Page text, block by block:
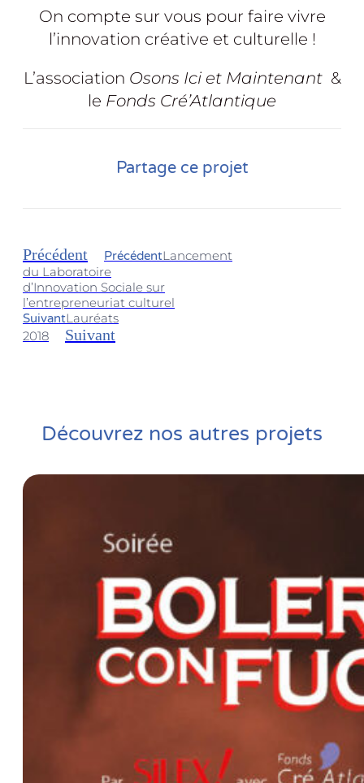
On compte sur vous pour faire vivre
l’innovation créative et culturelle !
L’association Osons Ici et Maintenant&
le Fonds Cré’Atlantique
Partage ce projet
Précédent PrécédentLancement
du Laboratoire
d’Innovation Sociale sur
l’entrepreneuriat culturel
SuivantLauréats
2018
Suivant
Découvrez nos autres projets